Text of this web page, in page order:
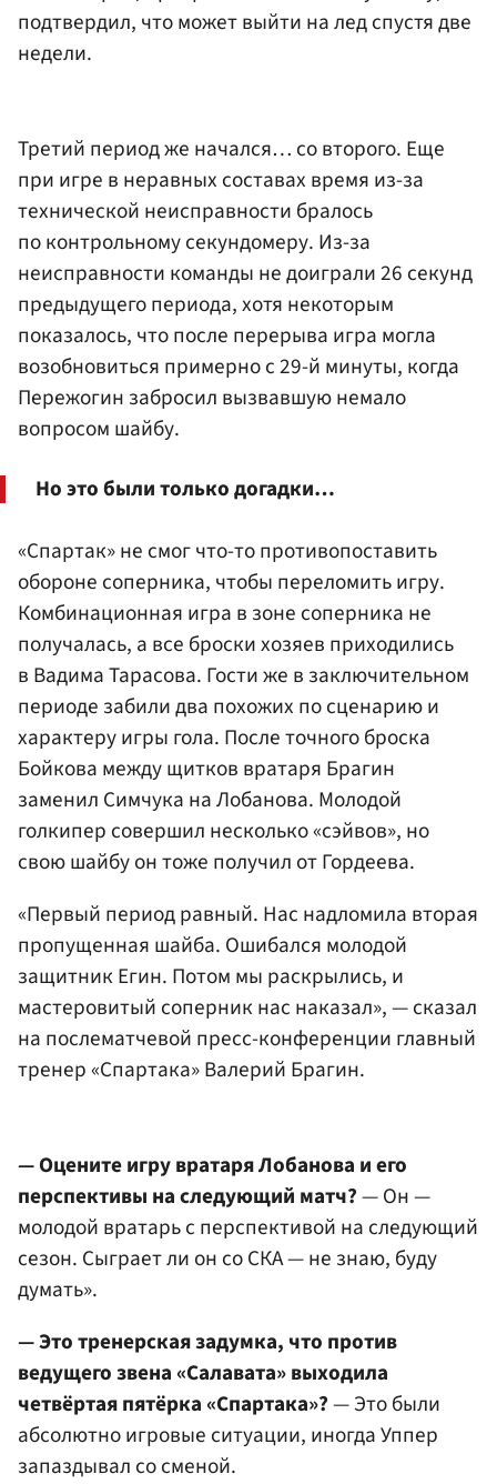
подтвердил, что может выйти на лед спустя две
недели.
Третий период же начался… со второго. Еще
при игре в неравных составах время из-за
технической неисправности бралось
по контрольному секундомеру. Из-за
неисправности команды не доиграли 26 секунд
предыдущего периода, хотя некоторым
показалось, что после перерыва игра могла
возобновиться примерно с 29-й минуты, когда
Пережогин забросил вызвавшую немало
вопросом шайбу.
Но это были только догадки…
«Спартак» не смог что-то противопоставить
обороне соперника, чтобы переломить игру.
Комбинационная игра в зоне соперника не
получалась, а все броски хозяев приходились
в Вадима Тарасова. Гости же в заключительном
периоде забили два похожих по сценарию и
характеру игры гола. После точного броска
Бойкова между щитков вратаря Брагин
заменил Симчука на Лобанова. Молодой
голкипер совершил несколько «сэйвов», но
свою шайбу он тоже получил от Гордеева.
«Первый период равный. Нас надломила вторая
пропущенная шайба. Ошибался молодой
защитник Егин. Потом мы раскрылись, и
мастеровитый соперник нас наказал», — сказал
на послематчевой пресс-конференции главный
тренер «Спартака» Валерий Брагин.
— Оцените игру вратаря Лобанова и его
перспективы на следующий матч?— Он —
молодой вратарь с перспективой на следующий
сезон. Сыграет ли он со СКА — не знаю, буду
думать».
— Это тренерская задумка, что против
ведущего звена «Салавата» выходила
четвёртая пятёрка «Спартака»?— Это были
абсолютно игровые ситуации, иногда Уппер
запаздывал со сменой.